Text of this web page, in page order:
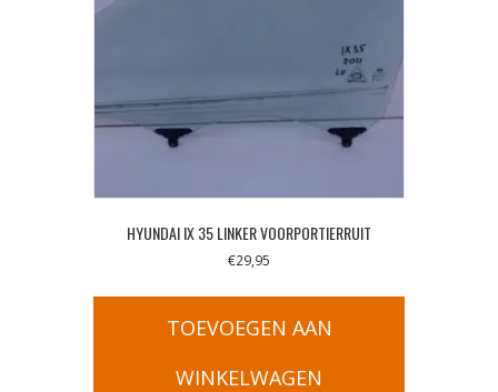
HYUNDAI IX 35 LINKER VOORPORTIERRUIT
€29,95
TOEVOEGEN AAN
WINKELWAGEN